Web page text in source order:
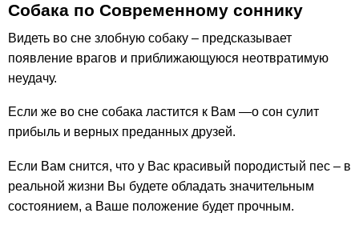
Собака по Современному соннику
Видеть во сне злобную собаку – предсказывает
появление врагов и приближающуюся неотвратимую
неудачу.
Если же во сне собака ластится к Вам —о сон сулит
прибыль и верных преданных друзей.
Если Вам снится, что у Вас красивый породистый пес – в
реальной жизни Вы будете обладать значительным
состоянием, а Ваше положение будет прочным.